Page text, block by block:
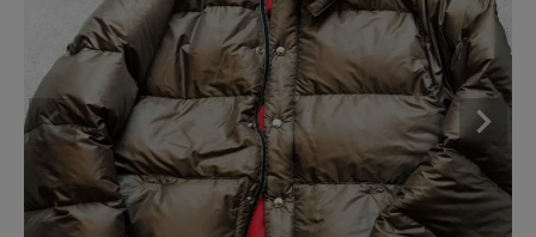
BRAND
CATEGORY
CONTENTS
SHOP